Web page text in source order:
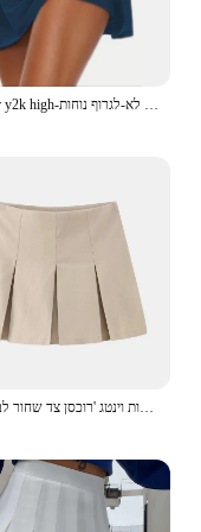
Aoaiys קפלים חצאיות נשים מותן גבוהה חצאית מיני חצאיות מרופדות וינטג 'רוכסן צד שחור לבן